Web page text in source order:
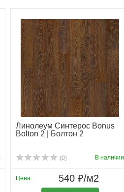
Линолеум Синтерос Bonus
Bolton 2 | Болтон 2
(0) В наличии
Цена: 540 ₽/м2